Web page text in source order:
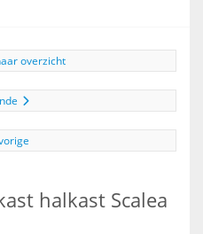
overzicht
halkast Scalea